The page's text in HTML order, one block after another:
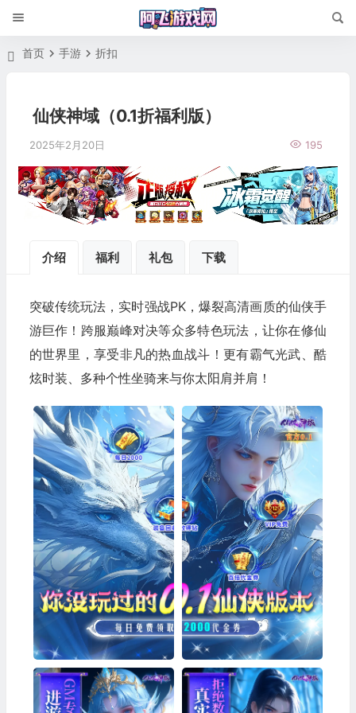
首页 手游 折扣
仙侠神域（0.1折福利版）
2025年2月20日 195
介绍 福利 礼包 下载
突破传统玩法，实时强战PK，爆裂高清画质的仙侠手
游巨作！跨服巅峰对决等众多特色玩法，让你在修仙
的世界里，享受非凡的热血战斗！更有霸气光武、酷
炫时装、多种个性坐骑来与你太阳肩并肩！